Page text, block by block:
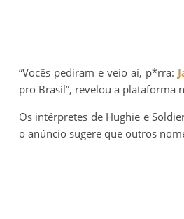
“Vocês pediram e veio aí, p*rra:
pro Brasil”, revelou a plataforma
Os intérpretes de Hughie e
o anúncio sugere que outros